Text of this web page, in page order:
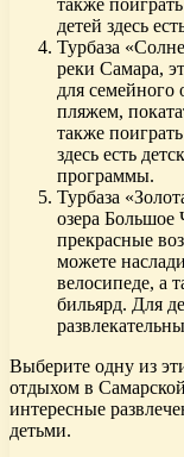
также
детей здесь
Турбаза
реки Самара,
для семейного
пляжем,
также
здесь есть
программы.
Турбаза
озера Большое
прекрасные
можете
велосипеде, а
бильярд. Для
Выберите одну из
отдыхом в
интересные
детьми.